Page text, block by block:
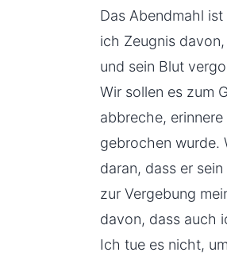
Das Abendmahl
ich Zeugnis
und sein Blut
Wir sollen es zum
abbreche,
gebrochen wurde.
daran, dass er
zur Vergebung
davon, dass auch
Ich tue es nicht,